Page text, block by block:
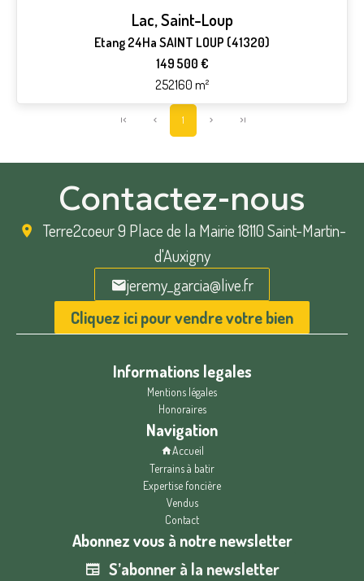
Lac, Saint-Loup
Etang 24Ha SAINT LOUP (41320)
149 500 €
252160 m²
1
Contactez-nous
Terre2coeur9 Place de la Mairie 18110 Saint-Martin-
d'Auxigny
jeremy_garcia@live.fr
Cliquez ici pour vendre votre bien
Informations legales
Mentions légales
Honoraires
Navigation
Accueil
Terrains à batir
Expertise foncière
Vendus
Contact
Abonnez vous à notre newsletter
S’abonner à la newsletter